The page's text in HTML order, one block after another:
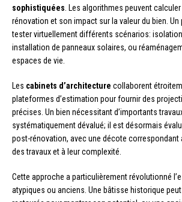
sophistiquées . Les algorithmes peuvent
rénovation et son impact sur la valeur du bien. Un
tester virtuellement différents scénarios:
installation de panneaux solaires, ou
espaces de vie.
Les cabinets d’architecture collaborent
plateformes d’estimation pour fournir des
précises. Un bien nécessitant d’importants
systématiquement dévalué; il est désormais
post-rénovation, avec une décote correspondant
des travaux et à leur complexité.
Cette approche a particulièrement révolutionné
atypiques ou anciens. Une bâtisse historique